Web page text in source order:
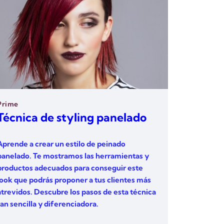
de styling panelado
a crear un estilo de peinado
Te mostramos las herramientas y
adecuados para conseguir este
que podrás proponer a tus clientes más
Descubre los pasos de esta técnica
sencilla y diferenciadora.